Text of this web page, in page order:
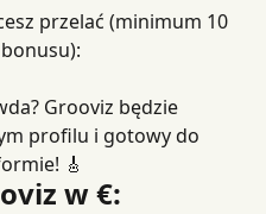
przelać (minimum 10
Grooviz będzie
profilu i gotowy do
🎸
w €: